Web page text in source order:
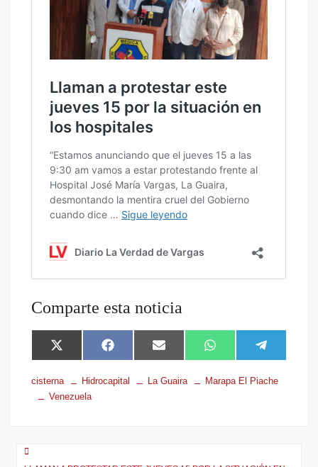
Comparte esta noticia
X
(
T
i
F
a
c
e
E
m
a
W
h
a
e
l
cisterna Hidrocapital La Guaira
Marapa El Piache
Venezuela